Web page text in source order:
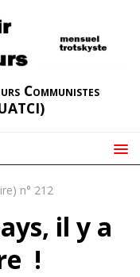
Communistes
n° 212
il y a
!